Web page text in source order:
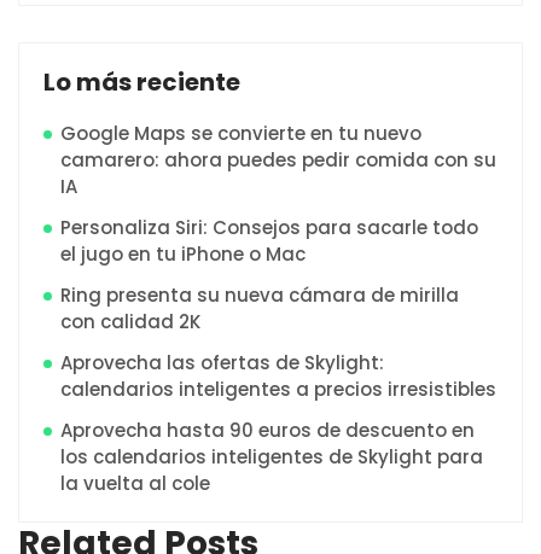
Lo más reciente
Google Maps se convierte en tu nuevo
camarero: ahora puedes pedir comida con su
IA
Personaliza Siri: Consejos para sacarle todo
el jugo en tu iPhone o Mac
Ring presenta su nueva cámara de mirilla
con calidad 2K
Aprovecha las ofertas de Skylight:
calendarios inteligentes a precios irresistibles
Aprovecha hasta 90 euros de descuento en
los calendarios inteligentes de Skylight para
la vuelta al cole
Related Posts